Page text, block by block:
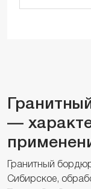
—
Гранитный
Сибирское,